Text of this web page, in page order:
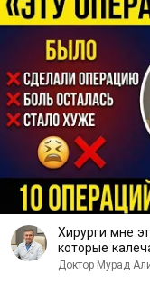
Хирурги мне
которые
Доктор Мурад